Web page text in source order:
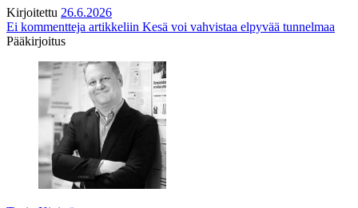
Kirjoitettu 26.6.2026
Ei kommentteja artikkeliin Kesä voi vahvistaa elpyvää tunnelmaa
Pääkirjoitus